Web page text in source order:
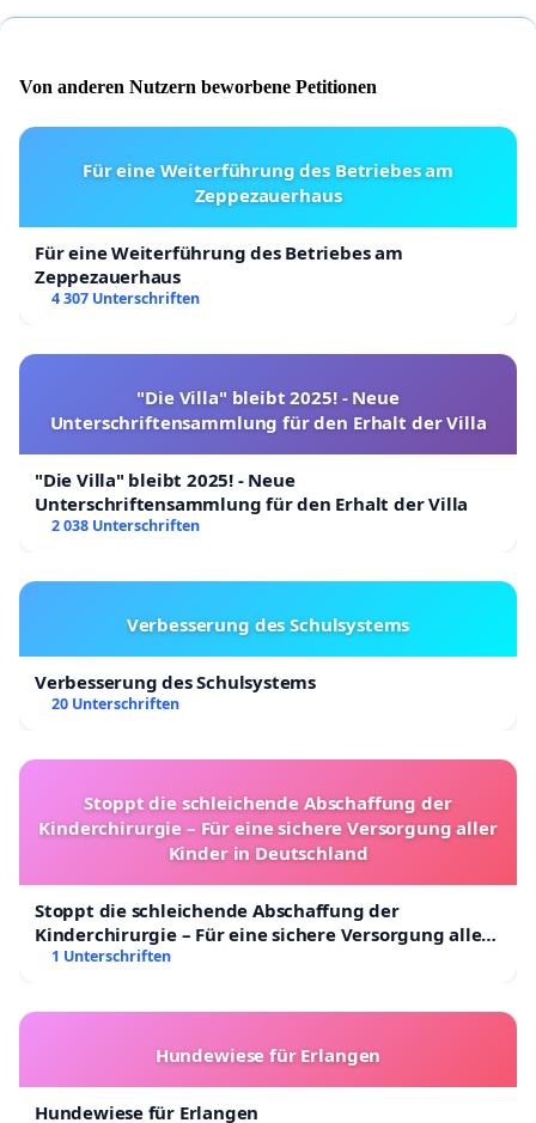
Von anderen Nutzern beworbene Petitionen
Für eine Weiterführung des Betriebes am
Zeppezauerhaus
Für eine Weiterführung des Betriebes am
Zeppezauerhaus
4 307 Unterschriften
"Die Villa" bleibt 2025! - Neue
Unterschriftensammlung für den Erhalt der Villa
"Die Villa" bleibt 2025! - Neue
Unterschriftensammlung für den Erhalt der Villa
2 038 Unterschriften
Verbesserung des Schulsystems
Verbesserung des Schulsystems
20 Unterschriften
Stoppt die schleichende Abschaffung der
Kinderchirurgie – Für eine sichere Versorgung aller
Kinder in Deutschland
Stoppt die schleichende Abschaffung der
Kinderchirurgie – Für eine sichere Versorgung aller
Kinder in Deutschland
1 Unterschriften
Hundewiese für Erlangen
Hundewiese für Erlangen